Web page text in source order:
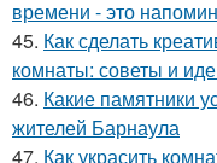
времени - это
45. Как сделать
комнаты: советы и
46. Какие памятники
жителей Барнаула
47. Как украсить